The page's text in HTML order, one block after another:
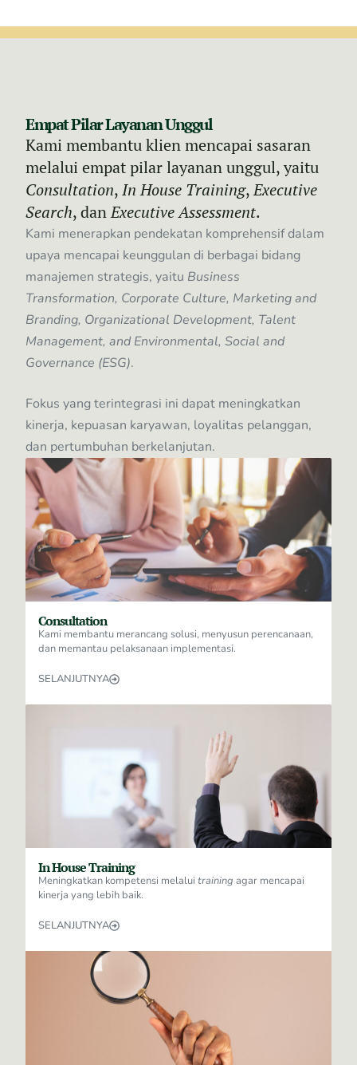
Empat Pilar Layanan Unggul
Kami membantu klien mencapai sasaran
melalui empat pilar layanan unggul, yaitu
Consultation,In House Training,Executive
Search, danExecutive Assessment.
Kami menerapkan pendekatan komprehensif dalam
upaya mencapai keunggulan di berbagai bidang
manajemen strategis, yaitu Business
Transformation, Corporate Culture, Marketing and
Branding, Organizational Development, Talent
Management, and Environmental, Social and
Governance (ESG).
Fokus yang terintegrasi ini dapat meningkatkan
kinerja, kepuasan karyawan, loyalitas pelanggan,
dan pertumbuhan berkelanjutan.
Consultation
Kami membantu merancang solusi, menyusun perencanaan,
dan memantau pelaksanaan implementasi.
SELANJUTNYA
In House Training
Meningkatkan kompetensi melalui training agar mencapai
kinerja yang lebih baik.
SELANJUTNYA